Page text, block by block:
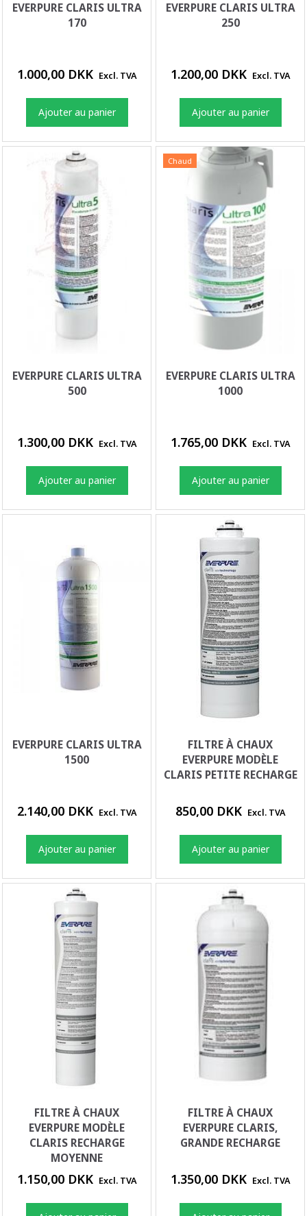
EVERPURE CLARIS ULTRA
170
1.000,00 DKK Excl. TVA
Ajouter au panier
EVERPURE CLARIS ULTRA
250
1.200,00 DKK Excl. TVA
Ajouter au panier
EVERPURE CLARIS ULTRA
500
1.300,00 DKK Excl. TVA
Ajouter au panier
Chaud
EVERPURE CLARIS ULTRA
1000
1.765,00 DKK Excl. TVA
Ajouter au panier
EVERPURE CLARIS ULTRA
1500
2.140,00 DKK Excl. TVA
Ajouter au panier
FILTRE À CHAUX
EVERPURE MODÈLE
CLARIS PETITE RECHARGE
850,00 DKK Excl. TVA
Ajouter au panier
FILTRE À CHAUX
EVERPURE MODÈLE
CLARIS RECHARGE
MOYENNE
1.150,00 DKK Excl. TVA
FILTRE À CHAUX
EVERPURE CLARIS,
GRANDE RECHARGE
1.350,00 DKK Excl. TVA